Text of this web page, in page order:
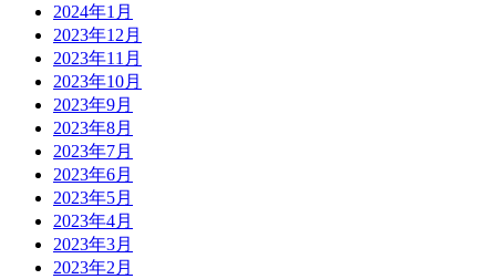
2024年1月
2023年12月
2023年11月
2023年10月
2023年9月
2023年8月
2023年7月
2023年6月
2023年5月
2023年4月
2023年3月
2023年2月